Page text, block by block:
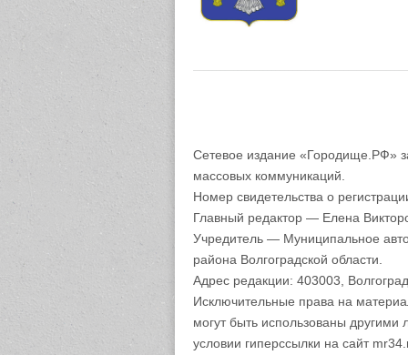
Сетевое издание «Городище.РФ»
массовых коммуникаций.
Номер свидетельства о
Главный редактор — Елена
Учредитель — Муниципальное
района Волгоградской области.
Адрес редакции: 403003,
Исключительные права на
могут быть использованы
условии гиперссылки на сайт